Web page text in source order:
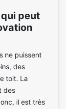
peut
ne puissent
des
toit. La
des
il est très